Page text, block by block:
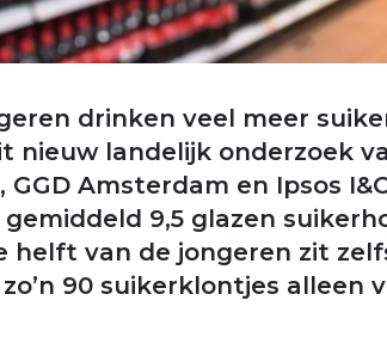
drinken veel meer
nieuw landelijk onderzoek
GGD Amsterdam en Ipsos
gemiddeld 9,5 glazen
helft van de jongeren zit
90 suikerklontjes alleen